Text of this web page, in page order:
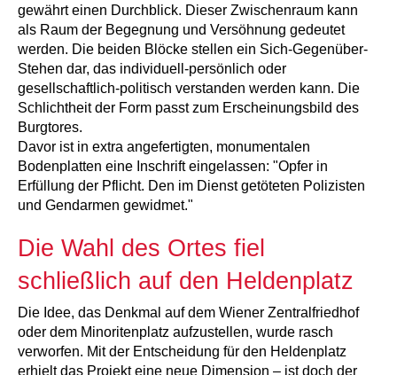
gewährt einen Durchblick. Dieser Zwischenraum kann
als Raum der Begegnung und Versöhnung gedeutet
werden. Die beiden Blöcke stellen ein Sich-Gegenüber-
Stehen dar, das individuell-persönlich oder
gesellschaftlich-politisch verstanden werden kann. Die
Schlichtheit der Form passt zum Erscheinungsbild des
Burgtores.
Davor ist in extra angefertigten, monumentalen
Bodenplatten eine Inschrift eingelassen: "Opfer in
Erfüllung der Pflicht. Den im Dienst getöteten Polizisten
und Gendarmen gewidmet."
Die Wahl des Ortes fiel
schließlich auf den Heldenplatz
Die Idee, das Denkmal auf dem Wiener Zentralfriedhof
oder dem Minoritenplatz aufzustellen, wurde rasch
verworfen. Mit der Entscheidung für den Heldenplatz
erhielt das Projekt eine neue Dimension – ist doch der